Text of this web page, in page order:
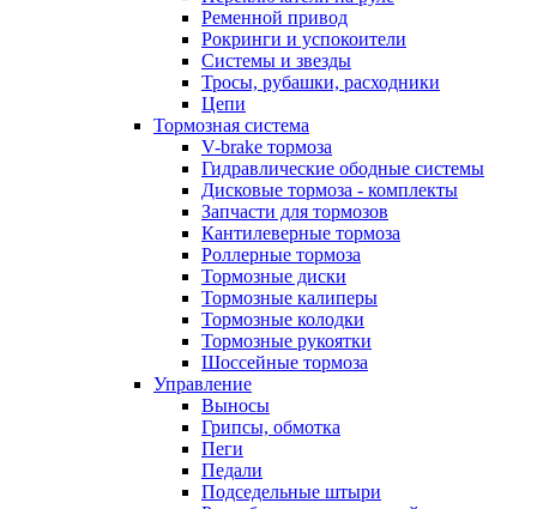
Ременной привод
Рокринги и успокоители
Системы и звезды
Тросы, рубашки, расходники
Цепи
Тормозная система
V-brake тормоза
Гидравлические ободные системы
Дисковые тормоза - комплекты
Запчасти для тормозов
Кантилеверные тормоза
Роллерные тормоза
Тормозные диски
Тормозные калиперы
Тормозные колодки
Тормозные рукоятки
Шоссейные тормоза
Управление
Выносы
Грипсы, обмотка
Пеги
Педали
Подседельные штыри